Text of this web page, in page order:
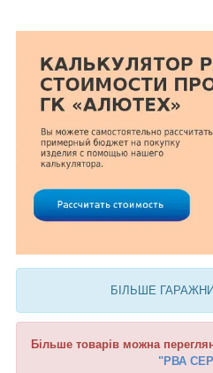
БІЛЬШЕ
Більше товарів можна
"РВА